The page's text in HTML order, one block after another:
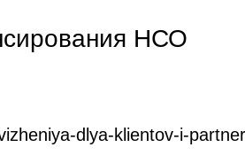
НСО
dlya-klientov-i-